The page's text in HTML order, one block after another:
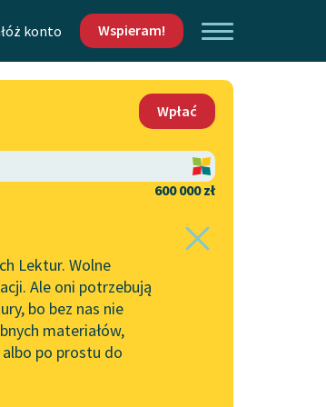
konto Wspieram!
Kontakt
O projekcie
Zasady wykorzystania
Wolnych Lektur
Logotypy
Materiały promocyjne
Wpłać
600 000 zł
Lektur. Wolne
Ale oni potrzebują
bo bez nas nie
materiałów,
po prostu do